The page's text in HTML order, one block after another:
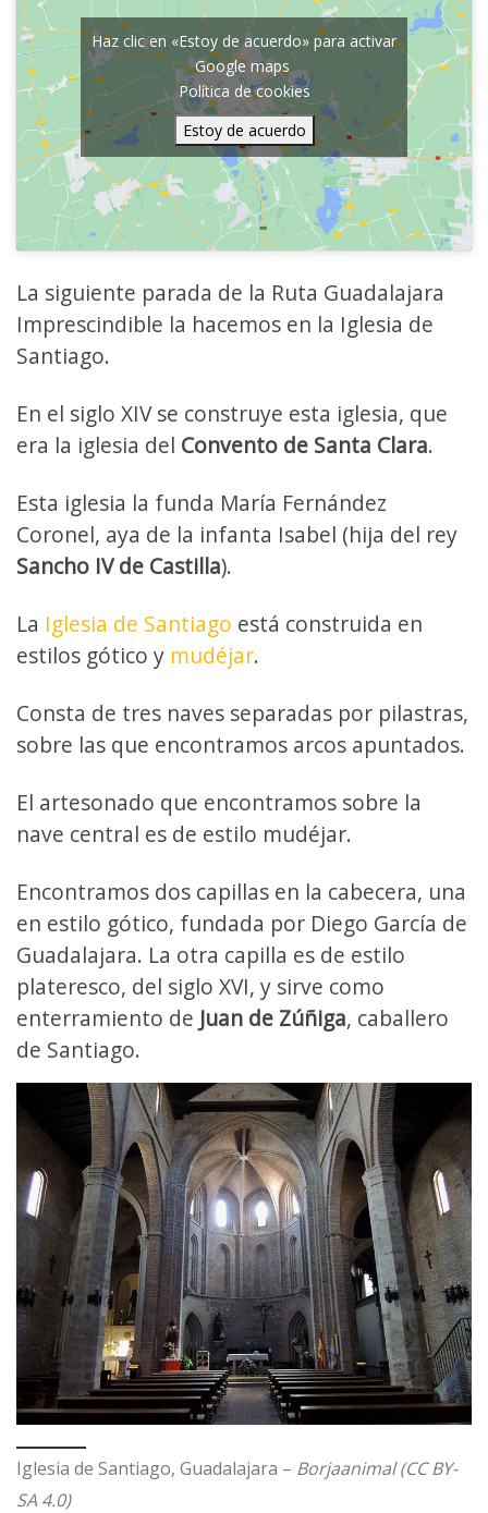
Haz clic en «Estoy de acuerdo» para activar
Google maps
Política de cookies
Estoy de acuerdo
La siguiente parada de la Ruta Guadalajara
Imprescindible la hacemos en la Iglesia de
Santiago.
En el siglo XIV se construye esta iglesia, que
era la iglesia del Convento de Santa Clara.
Esta iglesia la funda María Fernández
Coronel, aya de la infanta Isabel (hija del rey
Sancho IV de Castilla).
La Iglesia de Santiago está construida en
estilos gótico y mudéjar.
Consta de tres naves separadas por pilastras,
sobre las que encontramos arcos apuntados.
El artesonado que encontramos sobre la
nave central es de estilo mudéjar.
Encontramos dos capillas en la cabecera, una
en estilo gótico, fundada por Diego García de
Guadalajara. La otra capilla es de estilo
plateresco, del siglo XVI, y sirve como
enterramiento de Juan de Zúñiga, caballero
de Santiago.
Iglesia de Santiago, Guadalajara – Borjaanimal (CC BY-
SA 4.0)